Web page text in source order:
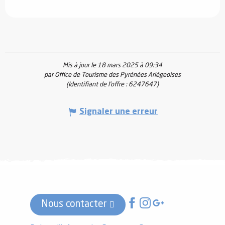
Mis à jour le 18 mars 2025 à 09:34
par Office de Tourisme des Pyrénées Ariégeoises
(Identifiant de l'offre : 6247647)
Signaler une erreur
Nous contacter